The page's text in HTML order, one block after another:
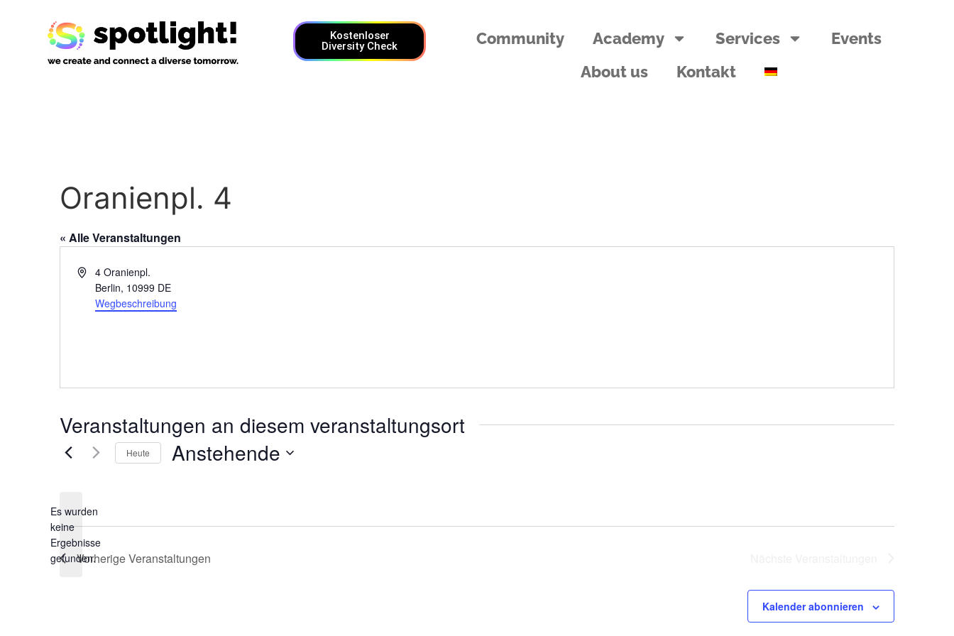
Kostenloser
Diversity Check
Community Academy Services
Events
About us
Kontakt
Oranienpl. 4
« Alle Veranstaltungen
Adresse4 Oranienpl.
Berlin, 10999 DE
Wegbeschreibung
Veranstaltungen an diesem veranstaltungsort
Hinweis
Es wurden
keine
Ergebnisse
gefunden.
Heute Anstehende
VorherigeVeranstaltungen
Kalender abonnieren